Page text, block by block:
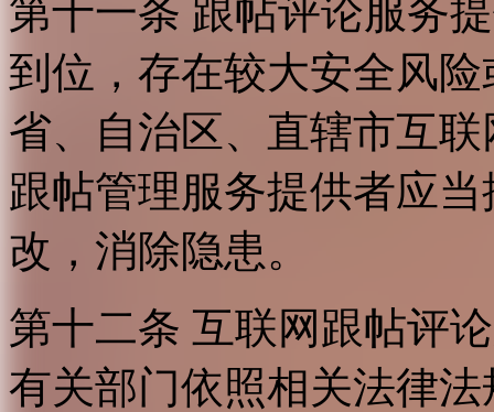
第十一条 跟帖评论服务
到位，存在较大安全风
省、自治区、直辖市互
跟帖管理服务提供者应
改，消除隐患。
第十二条 互联网跟帖评
有关部门依照相关法律